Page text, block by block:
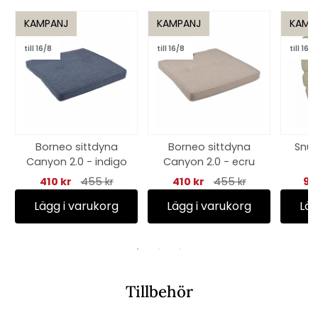
KAMPANJ
till 16/8
Borneo sittdyna
Canyon 2.0 - indigo
410 kr
455 kr
Lägg i varukorg
KAMPANJ
till 16/8
Borneo sittdyna
Canyon 2.0 - ecru
410 kr
455 kr
Lägg i varukorg
till 16/8
Tillbehör